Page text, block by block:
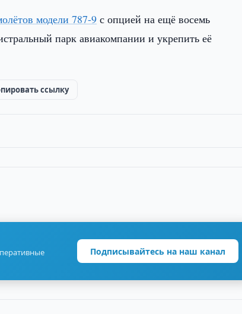
модели 787-9 с опцией на ещё восемь
парк авиакомпании и укрепить её
ссылку
Подписывайтесь на наш канал